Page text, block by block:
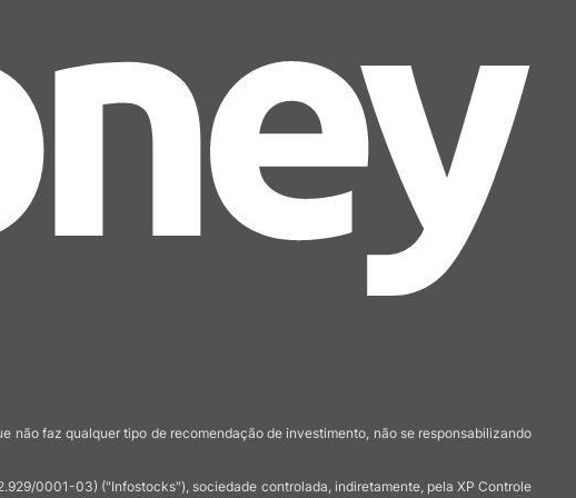
não faz qualquer tipo de recomendação de investimento, não se responsabilizando
0001-03) ("Infostocks"), sociedade controlada, indiretamente, pela XP Controle